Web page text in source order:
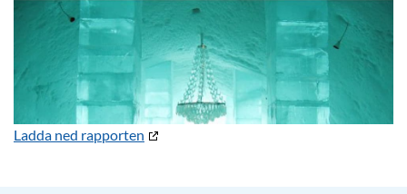
Ladda ned rapporten